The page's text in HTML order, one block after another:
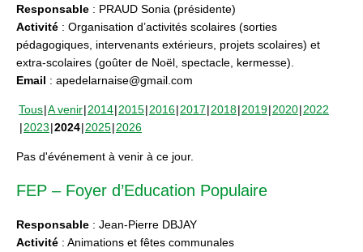
Responsable : PRAUD Sonia (présidente)
Activité : Organisation d’activités scolaires (sorties
pédagogiques, intervenants extérieurs, projets scolaires) et
extra-scolaires (goûter de Noël, spectacle, kermesse).
Email : apedelarnaise@gmail.com
Tous A venir 2014 2015 2016 2017 2018 2019 2020 2022
2023 2024 2025 2026
Pas d'événement à venir à ce jour.
FEP – Foyer d’Education Populaire
Responsable : Jean-Pierre DBJAY
Activité : Animations et fêtes communales